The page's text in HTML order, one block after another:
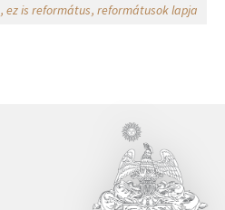
ez is református reformátusok lapja